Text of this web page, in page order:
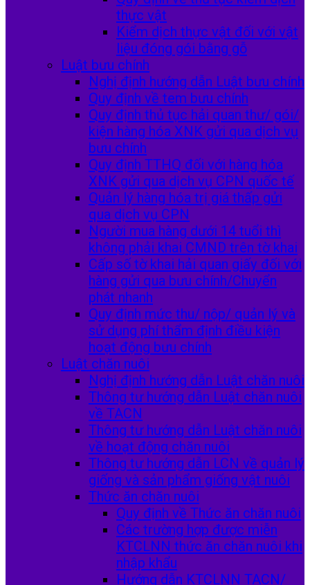
thực vật
Kiểm dịch thực vật đối với vật
liệu đóng gói bằng gỗ
Luật bưu chính
Nghị định hướng dẫn Luật bưu chính
Quy định về tem bưu chính
Quy định thủ tục hải quan thư/ gói/
kiện hàng hóa XNK gửi qua dịch vụ
bưu chính
Quy định TTHQ đối với hàng hóa
XNK gửi qua dịch vụ CPN quốc tế
Quản lý hàng hóa trị giá thấp gửi
qua dịch vụ CPN
Người mua hàng dưới 14 tuổi thì
không phải khai CMND trên tờ khai
Cấp số tờ khai hải quan giấy đối với
hàng gửi qua bưu chính/Chuyển
phát nhanh
Quy định mức thu/ nộp/ quản lý và
sử dụng phí thẩm định điều kiện
hoạt động bưu chính
Luật chăn nuôi
Nghị định hướng dẫn Luật chăn nuôi
Thông tư hướng dẫn Luật chăn nuôi
về TACN
Thông tư hướng dẫn Luật chăn nuôi
về hoạt động chăn nuôi
Thông tư hướng dẫn LCN về quản lý
giống và sản phẩm giống vật nuôi
Thức ăn chăn nuôi
Quy định về Thức ăn chăn nuôi
Các trường hợp được miễn
KTCLNN thức ăn chăn nuôi khi
nhập khẩu
Hướng dẫn KTCLNN TACN/